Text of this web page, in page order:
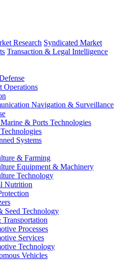
Research Syndicated Market
Transaction & Legal Intelligence
Operations
Navigation & Surveillance
& Ports Technologies
Systems
& Farming
Equipment & Machinery
Technology
Nutrition
Seed Technology
Processes
Services
Technology
Vehicles